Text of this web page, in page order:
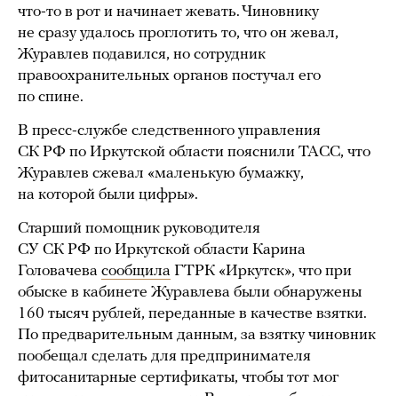
что-то в рот и начинает жевать. Чиновнику
не сразу удалось проглотить то, что он жевал,
Журавлев подавился, но сотрудник
правоохранительных органов постучал его
по спине.
В пресс-службе следственного управления
СК РФ по Иркутской области пояснили ТАСС, что
Журавлев сжевал «маленькую бумажку,
на которой были цифры».
Старший помощник руководителя
СУ СК РФ по Иркутской области Карина
Головачева сообщила ГТРК «Иркутск», что при
обыске в кабинете Журавлева были обнаружены
160 тысяч рублей, переданные в качестве взятки.
По предварительным данным, за взятку чиновник
пообещал сделать для предпринимателя
фитосанитарные сертификаты, чтобы тот мог